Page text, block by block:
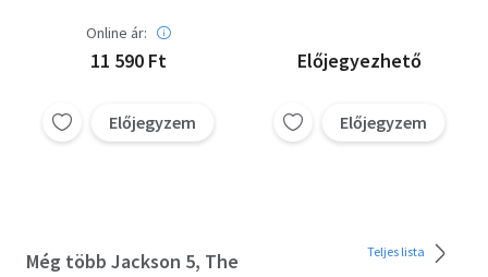
Online ár:
11 590 Ft
Előjegyzem
Előjegyezhető
Előjegyzem
Még több Jackson 5, The Teljes lista